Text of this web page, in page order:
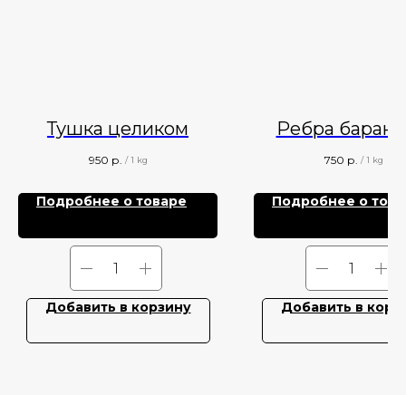
Тушка целиком
950 р. / 1 kg
Подробнее о товаре
Добавить в корзину
Ребра
750 р. / 1 kg
Подробнее о
Добавить в